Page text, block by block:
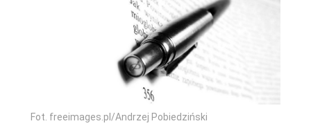
Fot. freeimages.pl/Andrzej Pobiedziński